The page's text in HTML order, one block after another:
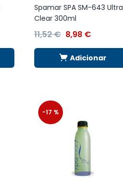
Spamar SPA SM-643 Ultra
Clear 300ml
11,52€ 8,98 €
Adicionar
-17 %